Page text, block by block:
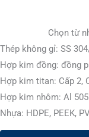
Chọn từ
Thép không gỉ: SS
Hợp kim đồng: đồng
Hợp kim titan: Cấp 2,
Hợp kim nhôm: Al
Nhựa: HDPE, PEEK,